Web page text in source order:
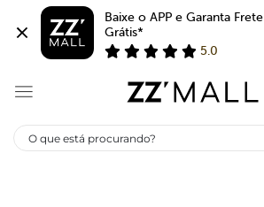
Baixe o APP e Garanta Frete
Grátis*
5.0
SUMMER TREND